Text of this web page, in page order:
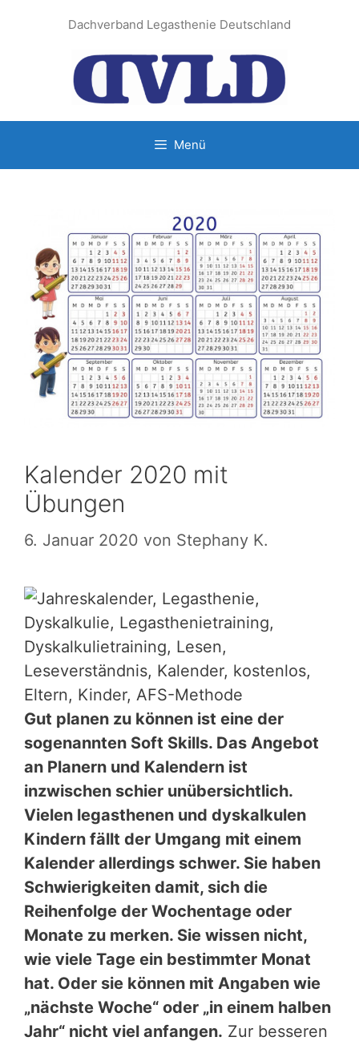
Dachverband Legasthenie Deutschland
Menü
Kalender 2020 mit
Übungen
6. Januar 2020 von Stephany K.
Gut planen zu können ist eine der
sogenannten Soft Skills. Das Angebot
an Planern und Kalendern ist
inzwischen schier unübersichtlich.
Vielen legasthenen und dyskalkulen
Kindern fällt der Umgang mit einem
Kalender allerdings schwer. Sie haben
Schwierigkeiten damit, sich die
Reihenfolge der Wochentage oder
Monate zu merken. Sie wissen nicht,
wie viele Tage ein bestimmter Monat
hat. Oder sie können mit Angaben wie
„nächste Woche“ oder „in einem halben
Jahr“ nicht viel anfangen. Zur besseren